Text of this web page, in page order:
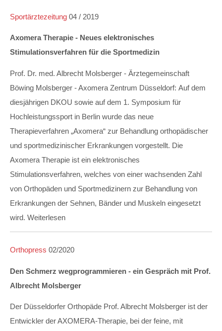
Sportärztezeitung 04 / 2019
Axomera Therapie - Neues elektronisches
Stimulationsverfahren für die Sportmedizin
Prof. Dr. med. Albrecht Molsberger - Ärztegemeinschaft
Böwing Molsberger - Axomera Zentrum Düsseldorf: Auf dem
diesjährigen DKOU sowie auf dem 1. Symposium für
Hochleistungssport in Berlin wurde das neue
Therapieverfahren „Axomera“ zur Behandlung orthopädischer
und sportmedizinischer Erkrankungen vorgestellt. Die
Axomera Therapie ist ein elektronisches
Stimulationsverfahren, welches von einer wachsenden Zahl
von Orthopäden und Sportmedizinern zur Behandlung von
Erkrankungen der Sehnen, Bänder und Muskeln eingesetzt
wird. Weiterlesen
Orthopress 02/2020
Den Schmerz wegprogrammieren - ein Gespräch mit Prof.
Albrecht Molsberger
Der Düsseldorfer Orthopäde Prof. Albrecht Molsberger ist der
Entwickler der AXOMERA-Therapie, bei der feine, mit